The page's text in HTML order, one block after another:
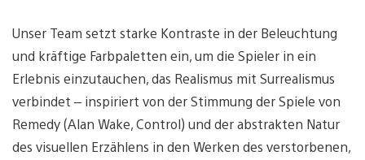
Unser Team setzt starke Kontraste in der Beleuchtung
und kräftige Farbpaletten ein, um die Spieler in ein
Erlebnis einzutauchen, das Realismus mit Surrealismus
verbindet – inspiriert von der Stimmung der Spiele von
Remedy (Alan Wake, Control) und der abstrakten Natur
des visuellen Erzählens in den Werken des verstorbenen,